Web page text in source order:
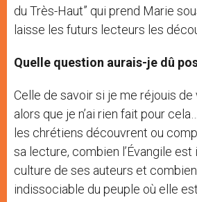
du Très-Haut” qui prend Marie
laisse les futurs lecteurs les
Quelle question aurais-je dû
Celle de savoir si je me réjouis
alors que je n’ai rien fait pour
les chrétiens découvrent ou
sa lecture, combien l’Évangile
culture de ses auteurs et combien
indissociable du peuple où elle